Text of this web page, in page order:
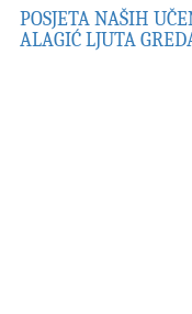
POSJETA NAŠIH
ALAGIĆ LJUTA